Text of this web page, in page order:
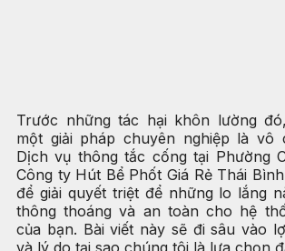
Trước những tác hại khôn lường
một giải pháp chuyên nghiệp là vô
Dịch vụ thông tắc cống tại Phường
Công ty Hút Bể Phốt Giá Rẻ Thái
để giải quyết triệt để những lo lắng
thông thoáng và an toàn cho hệ
của bạn. Bài viết này sẽ đi sâu vào
và lý do tại sao chúng tôi là lựa chọn